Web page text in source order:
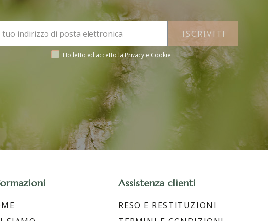
ISCRIVITI
Ho letto ed accetto la Privacy e Cookie
Assistenza clienti
RESO E RESTITUZIONI